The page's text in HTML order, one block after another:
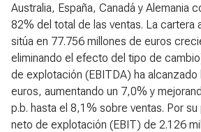
Australia, España, Canadá y Alemania
82% del total de las ventas. La cartera
sitúa en 77.756 millones de euros
eliminando el efecto del tipo de
de explotación (EBITDA) ha
euros, aumentando un 7,0% y
p.b. hasta el 8,1% sobre ventas. Por
neto de explotación (EBIT) de 2.126